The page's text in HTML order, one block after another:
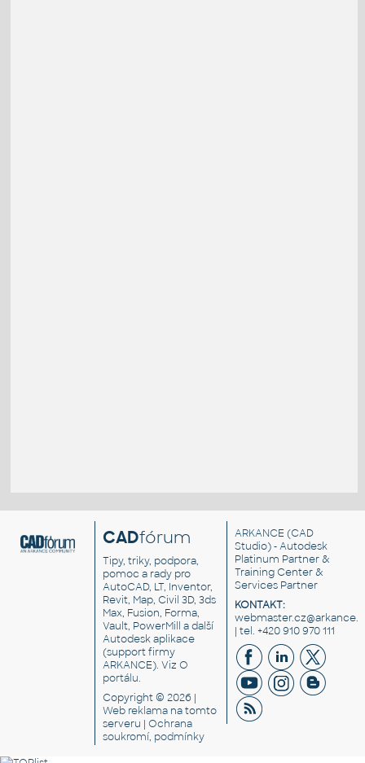
CADfórum
Tipy, triky, podpora,
pomoc a rady pro
AutoCAD, LT, Inventor,
Revit, Map, Civil 3D, 3ds
Max, Fusion, Forma,
Vault, PowerMill a další
Autodesk aplikace
(support firmy
ARKANCE). VizO
portálu.
Copyright © 2026 |
Web reklama na tomto
serveru |Ochrana
soukromí, podmínky
ARKANCE (CAD
Studio) - Autodesk
Platinum Partner &
Training Center &
Services Partner
KONTAKT:
| tel. +420 910 970 111